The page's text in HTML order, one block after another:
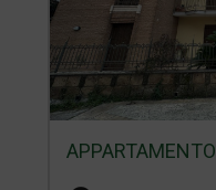
APPARTAMENTO